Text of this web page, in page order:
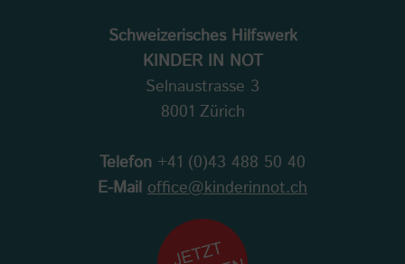
Schweizerisches Hilfswerk
KINDER IN NOT
Selnaustrasse 3
8001 Zürich
Telefon +41 (0)43 488 50 40
E-Mail office@kinderinnot.ch